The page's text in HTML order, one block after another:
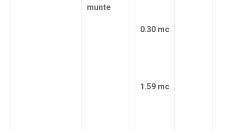
munte
0.30 mc
1.59 mc